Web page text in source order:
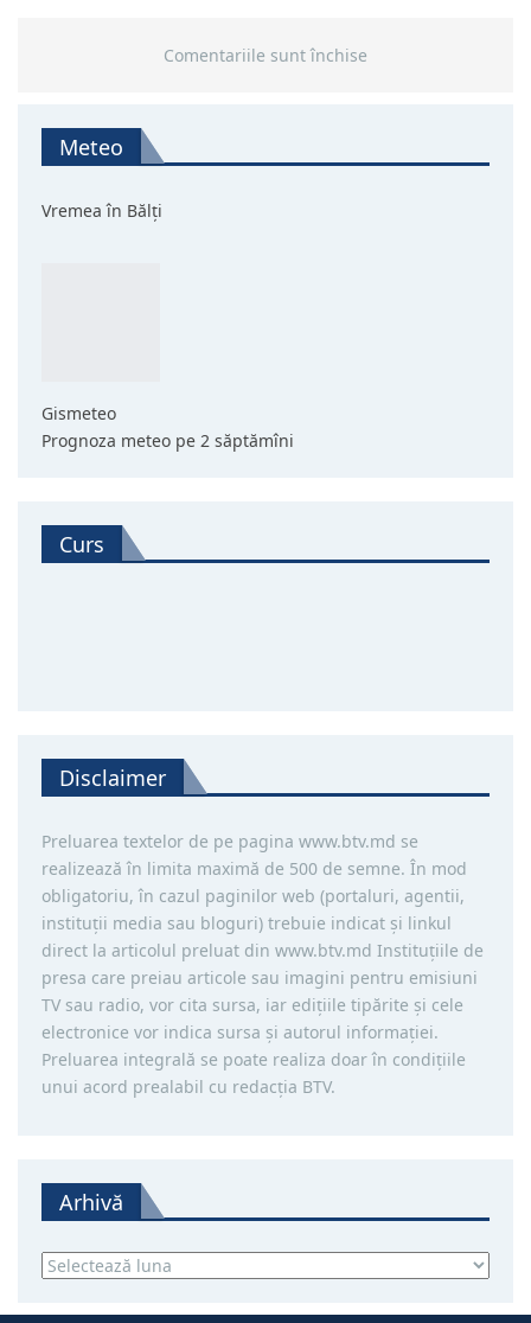
Comentariile sunt închise
Meteo
Vremea în Bălți
Gismeteo
Prognoza meteo pe 2 săptămîni
Curs
Disclaimer
Preluarea textelor de pe pagina www.btv.md se
realizează în limita maximă de 500 de semne. În mod
obligatoriu, în cazul paginilor web (portaluri, agentii,
instituţii media sau bloguri) trebuie indicat şi linkul
direct la articolul preluat din www.btv.md Instituţiile de
presa care preiau articole sau imagini pentru emisiuni
TV sau radio, vor cita sursa, iar ediţiile tipărite și cele
electronice vor indica sursa şi autorul informaţiei.
Preluarea integrală se poate realiza doar în condiţiile
unui acord prealabil cu redacţia BTV.
Arhivă
Arhivă